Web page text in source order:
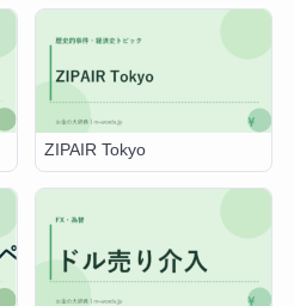
ZIPAIR Tokyo